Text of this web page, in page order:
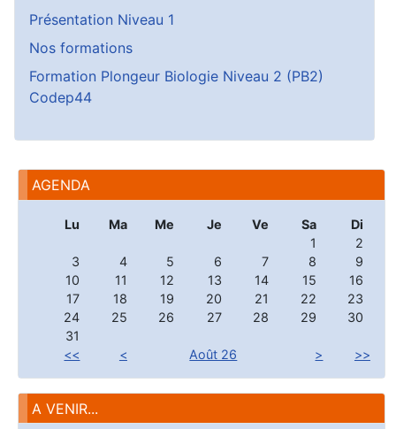
AGENDA
Lu Ma Me Je Ve Sa
Di
1
2
3
4 5 6 7 8
9
10
11 12 13 14 15
16
17
18 19 20 21 22
23
24
25 26 27 28 29
30
31
<<
< Août 26 > >>
A VENIR...
Présentation Niveau 1
Nos formations
Formation Plongeur Biologie Niveau 2 (PB2)
Codep44